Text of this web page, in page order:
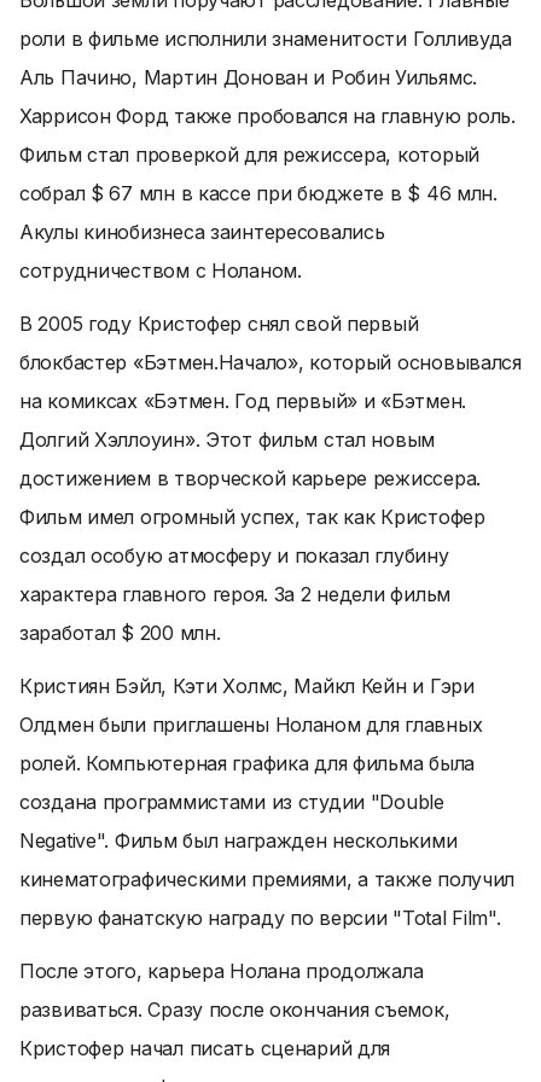
роли в фильме исполнили знаменитости Голливуда
Аль Пачино, Мартин Донован и Робин Уильямс.
Харрисон Форд также пробовался на главную роль.
Фильм стал проверкой для режиссера, который
собрал $ 67 млн в кассе при бюджете в $ 46 млн.
Акулы кинобизнеса заинтересовались
сотрудничеством с Ноланом.
В 2005 году Кристофер снял свой первый
блокбастер «Бэтмен.Начало», который основывался
на комиксах «Бэтмен. Год первый» и «Бэтмен.
Долгий Хэллоуин». Этот фильм стал новым
достижением в творческой карьере режиссера.
Фильм имел огромный успех, так как Кристофер
создал особую атмосферу и показал глубину
характера главного героя. За 2 недели фильм
заработал $ 200 млн.
Кристиян Бэйл, Кэти Холмс, Майкл Кейн и Гэри
Олдмен были приглашены Ноланом для главных
ролей. Компьютерная графика для фильма была
создана программистами из студии "Double
Negative". Фильм был награжден несколькими
кинематографическими премиями, а также получил
первую фанатскую награду по версии "Total Film".
После этого, карьера Нолана продолжала
развиваться. Сразу после окончания съемок,
Кристофер начал писать сценарий для